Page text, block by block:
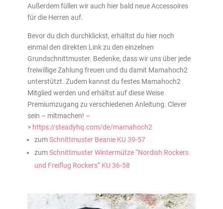
Außerdem füllen wir auch hier bald neue Accessoires
für die Herren auf.
Bevor du dich durchklickst, erhältst du hier noch
einmal den direkten Link zu den einzelnen
Grundschnittmuster. Bedenke, dass wir uns über jede
freiwillige Zahlung freuen und du damit Mamahoch2
unterstützt. Zudem kannst du festes Mamahoch2
Mitglied werden und erhältst auf diese Weise
Premiumzugang zu verschiedenen Anleitung. Clever
sein – mitmachen! –
> https://steadyhq.com/de/mamahoch2
zumSchnittmuster Beanie KU 39-57
zumSchnittmuster Wintermütze “Nordish Rockers
und Freiflug Rockers” KU 36-58